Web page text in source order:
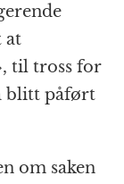
at
til tross for
blitt påført
om saken